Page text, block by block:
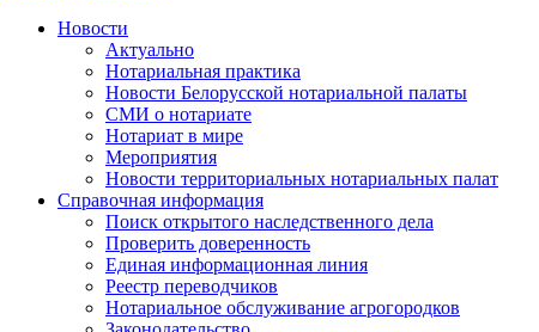
Новости
Актуально
Нотариальная практика
Новости Белорусской нотариальной палаты
СМИ о нотариате
Нотариат в мире
Мероприятия
Новости территориальных нотариальных палат
Справочная информация
Поиск открытого наследственного дела
Проверить доверенность
Единая информационная линия
Реестр переводчиков
Нотариальное обслуживание агрогородков